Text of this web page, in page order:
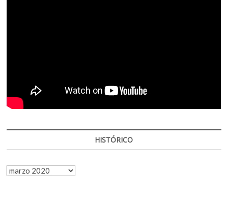
HISTÓRICO
HISTÓRICO